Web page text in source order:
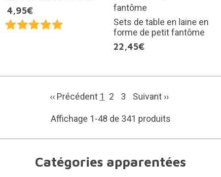
4,95€
Sets de table en laine en
forme de petit fantôme
22,45€
‹‹ Précédent 1 2 3 Suivant ››
Affichage 1-48 de 341 produits
Catégories apparentées